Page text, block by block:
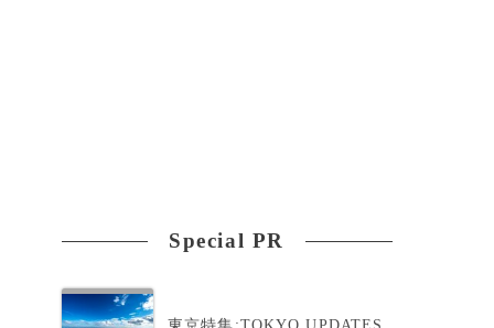
Special PR
東京特集:TOKYO UPDATES